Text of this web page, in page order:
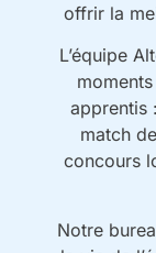
offrir la
L’équipe
apprentis
match
concours
Notre